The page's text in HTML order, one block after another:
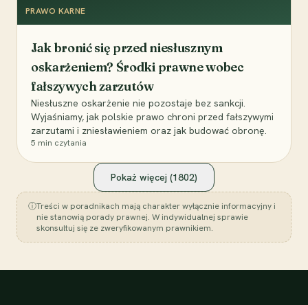
PRAWO KARNE
Jak bronić się przed niesłusznym
oskarżeniem? Środki prawne wobec
fałszywych zarzutów
Niesłuszne oskarżenie nie pozostaje bez sankcji.
Wyjaśniamy, jak polskie prawo chroni przed fałszywymi
zarzutami i zniesławieniem oraz jak budować obronę.
5 min czytania
Pokaż więcej (1802)
ⓘTreści w poradnikach mają charakter wyłącznie informacyjny i
nie stanowią porady prawnej. W indywidualnej sprawie
skonsultuj się ze zweryfikowanym prawnikiem.